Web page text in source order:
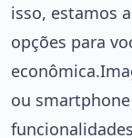
isso, estamos
opções para
ou